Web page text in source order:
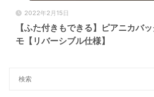
2022年2月15日
【ふた付きもできる】ピアニカバ
モ【リバーシブル仕様】